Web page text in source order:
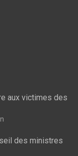
aux victimes des
des ministres